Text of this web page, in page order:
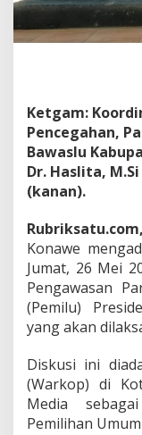
Ketgam:
Pencegahan,
Bawaslu
Dr. Haslita,
(kanan).
Konawe
Jumat, 26 Mei
Pengawasan
(Pemilu)
yang akan
Diskusi ini
(Warkop) di
Media
Pemilihan